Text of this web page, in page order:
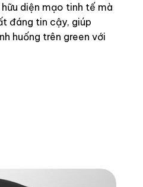
diện mạo tinh tế mà
đáng tin cậy, giúp
huống trên green với